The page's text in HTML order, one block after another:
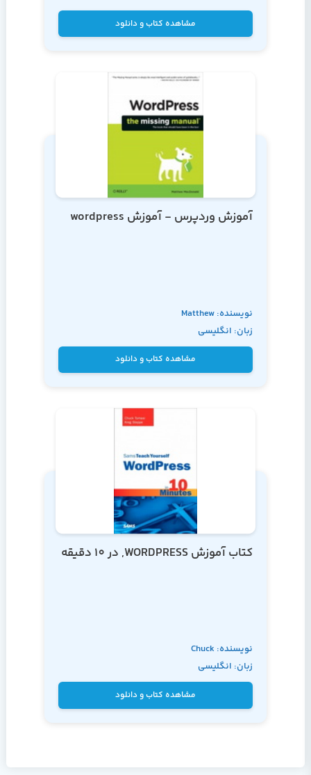
Damstra, Hal Sternمشاهده کتاب و دانلود
آموزش وردپرس - آموزش wordpress
نویسنده: Matthew
MacDonald
زبان: انگلیسی
مشاهده کتاب و دانلود
کتاب آموزش WORDPRESS, در 10 دقیقه
نویسنده: Chuck
Tomasi, Kreg Steppe
زبان: انگلیسی
مشاهده کتاب و دانلود